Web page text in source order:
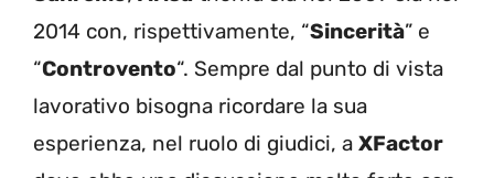
2014 con, rispettivamente, “Sincerità” e
“Controvento“. Sempre dal punto di vista
lavorativo bisogna ricordare la sua
esperienza, nel ruolo di giudici, a XFactor